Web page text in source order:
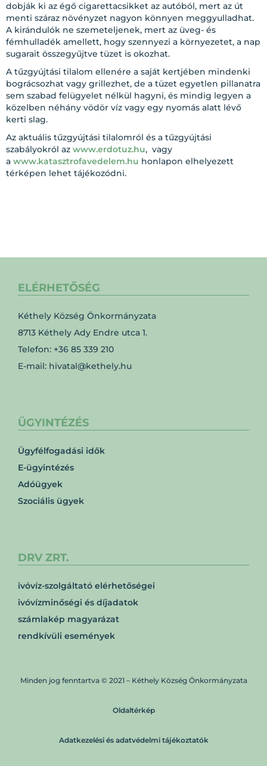
dobják ki az égő cigarettacsikket az autóból, mert az út
menti száraz növényzet nagyon könnyen meggyulladhat.
A kirándulók ne szemeteljenek, mert az üveg- és
fémhulladék amellett, hogy szennyezi a környezetet, a nap
sugarait összegyűjtve tüzet is okozhat.
A tűzgyújtási tilalom ellenére a saját kertjében mindenki
bográcsozhat vagy grillezhet, de a tüzet egyetlen pillanatra
sem szabad felügyelet nélkül hagyni, és mindig legyen a
közelben néhány vödör víz vagy egy nyomás alatt lévő
kerti slag.
Az aktuális tűzgyújtási tilalomról és a tűzgyújtási
szabályokról az www.erdotuz.hu, vagy
a www.katasztrofavedelem.hu honlapon elhelyezett
térképen lehet tájékozódni.
ELÉRHETŐSÉG
Kéthely Község Önkormányzata
8713 Kéthely Ady Endre utca 1.
Telefon: +36 85 339 210
E-mail: hivatal@kethely.hu
ÜGYINTÉZÉS
Ügyfélfogadási idők
E-ügyintézés
Adóügyek
Szociális ügyek
DRV ZRT.
ivóvíz-szolgáltató elérhetőségei
ivóvízminőségi és díjadatok
számlakép magyarázat
rendkívüli események
Minden jog fenntartva © 2021 – Kéthely Község Önkormányzata
Oldaltérkép
Adatkezelési és adatvédelmi tájékoztatók